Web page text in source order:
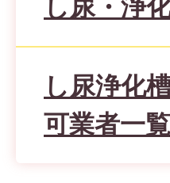
し尿・浄
し尿浄化
可業者一覧